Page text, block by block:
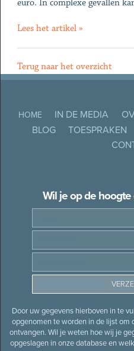
euro. In complexe gevallen
Lees het artikel »
Terug naar het overzicht
HOME IN DE MEDIA
BLOG
TOESPRAKEN
Wil je op de
Door uw gegevens hierboven in te
opgenomen te worden in de lijst om
ontvangen. Wil je weten hoe wij je
opgeslagen in onze database en